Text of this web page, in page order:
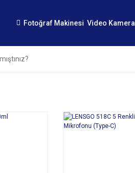
Fotoğraf Makinesi Video Kamera